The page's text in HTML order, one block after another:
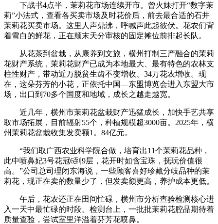
下战书4点半，茉莉花市场连续开市。曾火妹打开“数字茉
莉”小法式，查看各买卖市场及时花价后，前去最合适的石井
茉莉花买卖市场。这里人声鼎沸，呼喊声此起彼伏。花农们背
着雪白的鲜花，正在颠末天分审核的固定摊位前排起长队。
从花茶到盆栽，从康养到文旅，横州打制三产融合的茉莉
花财产系统，茉莉花财产已成为本地最大、最有特色的农林支
柱性财产，带动近万脱贫生齿不变增收、34万花农增收。现
在，这朵芬芳的小花，正依托中国—东盟博览会进入东盟大市
场，出口到70多个国度和地域，成长之越走越宽。
近几年，横州市茉莉花盆栽财产迅猛成长，加快手艺共享
取市场拓展，目前辐射55个，种植规模超3000亩。2025年，横
州茉莉花盆栽收集发卖额1。84亿元。
“我们取广西农业科学院合做，培育出11个茉莉花品种，
此中喷鼻妃3号花冠6到9层，花开时如含宝珠，抚玩价值很
高。”公司总司理闭东海说，一些顾客喜好珍藏分歧品种的茉
莉花，现正在卖的数量少了，但发卖额更高，养护成本更低。
午后，花农还正在田间忙碌，横州市分析查验检测核心进
入一天中最忙碌的时段。检测台上，一批批茉莉花腔品期待着
质量查验，尝试室里洋溢着芬芳花喷鼻。